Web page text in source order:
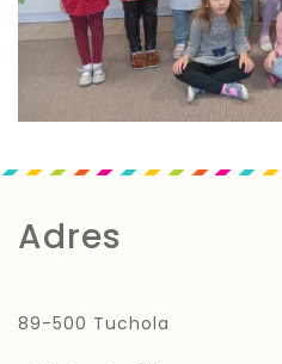
Adres
89-500 Tuchola